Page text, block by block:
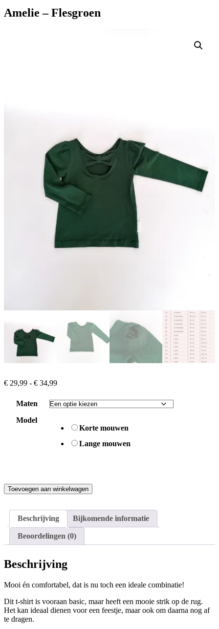
Amelie – Flesgroen
€ 29,99 - € 34,99Prijsklasse:
tot
€ 34,99
Maten
Model
Korte mouwen
Lange mouwen
Amelie
-
aantal
Toevoegen aan winkelwagen
Beschrijving Bijkomende informatie
Beoordelingen (0)
Beschrijving
Mooi én comfortabel, dat is nu toch een ideale combinatie!
Dit t-shirt is vooraan basic, maar heeft een mooie strik op de rug.
Het kan ideaal dienen voor een feestje, maar ook om daarna nog af
te dragen.